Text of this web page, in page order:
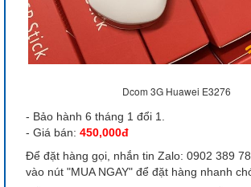
Dcom 3G Huawei E3276
- Bảo hành 6 tháng 1 đổi 1.
- Giá bán: 450,000đ
Để đặt hàng gọi, nhắn tin Zalo: 0902 389
vào nút "MUA NGAY" để đặt hàng nhanh